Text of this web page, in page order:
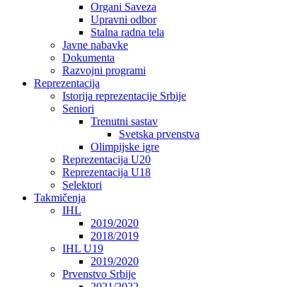
Organi Saveza
Upravni odbor
Stalna radna tela
Javne nabavke
Dokumenta
Razvojni programi
Reprezentacija
Istorija reprezentacije Srbije
Seniori
Trenutni sastav
Svetska prvenstva
Olimpijske igre
Reprezentacija U20
Reprezentacija U18
Selektori
Takmičenja
IHL
2019/2020
2018/2019
IHL U19
2019/2020
Prvenstvo Srbije